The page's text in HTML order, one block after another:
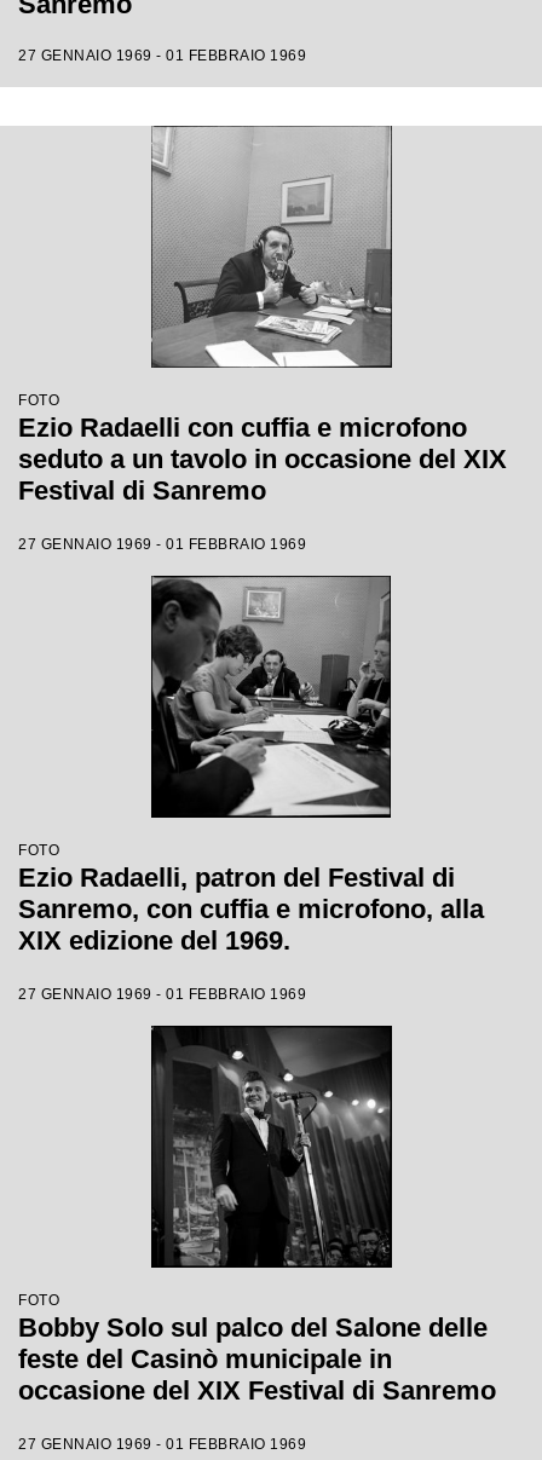
27 GENNAIO 1969 - 01 FEBBRAIO 1969
FOTO
Ezio Radaelli con cuffia e microfono
seduto a un tavolo in occasione del XIX
Festival di Sanremo
27 GENNAIO 1969 - 01 FEBBRAIO 1969
FOTO
Ezio Radaelli, patron del Festival di
Sanremo, con cuffia e microfono, alla
XIX edizione del 1969.
27 GENNAIO 1969 - 01 FEBBRAIO 1969
FOTO
Bobby Solo sul palco del Salone delle
feste del Casinò municipale in
occasione del XIX Festival di Sanremo
27 GENNAIO 1969 - 01 FEBBRAIO 1969